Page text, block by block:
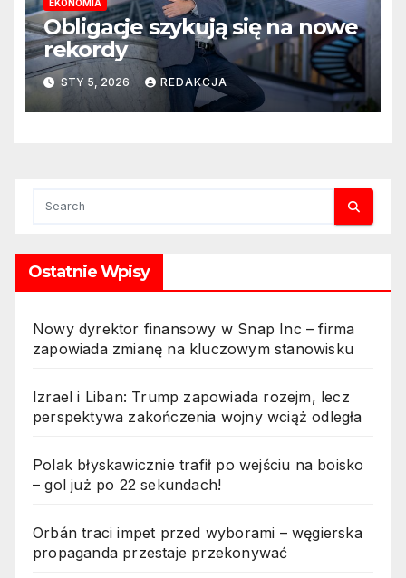
EKONOMIA
Obligacje szykują się na nowe
rekordy
STY 5, 2026 REDAKCJA
Ostatnie Wpisy
Nowy dyrektor finansowy w Snap Inc – firma
zapowiada zmianę na kluczowym stanowisku
Izrael i Liban: Trump zapowiada rozejm, lecz
perspektywa zakończenia wojny wciąż odległa
Polak błyskawicznie trafił po wejściu na boisko
– gol już po 22 sekundach!
Orbán traci impet przed wyborami – węgierska
propaganda przestaje przekonywać